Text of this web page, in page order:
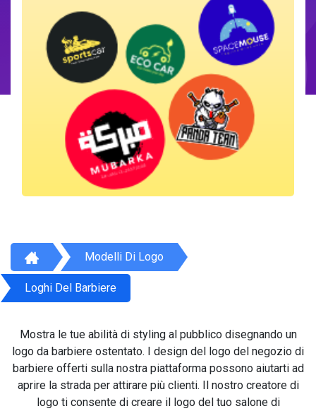
Modelli Di Logo
Loghi Del Barbiere
Mostra le tue abilità di styling al pubblico disegnando un
logo da barbiere ostentato. I design del logo del negozio di
barbiere offerti sulla nostra piattaforma possono aiutarti ad
aprire la strada per attirare più clienti. Il nostro creatore di
logo ti consente di creare il logo del tuo salone di